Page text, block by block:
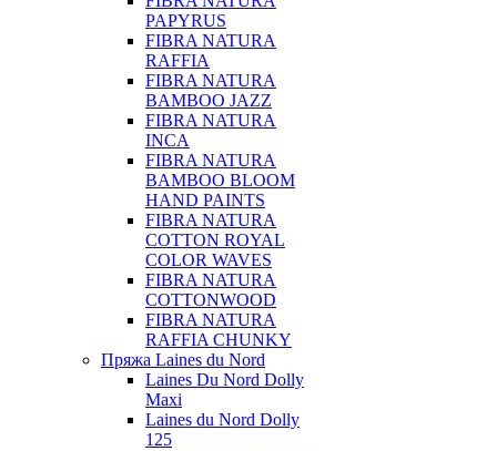
PAPYRUS
FIBRA NATURA
RAFFIA
FIBRA NATURA
BAMBOO JAZZ
FIBRA NATURA
INCA
FIBRA NATURA
BAMBOO BLOOM
HAND PAINTS
FIBRA NATURA
COTTON ROYAL
COLOR WAVES
FIBRA NATURA
COTTONWOOD
FIBRA NATURA
RAFFIA CHUNKY
Пряжа Laines du Nord
Laines Du Nord Dolly
Maxi
Laines du Nord Dolly
125